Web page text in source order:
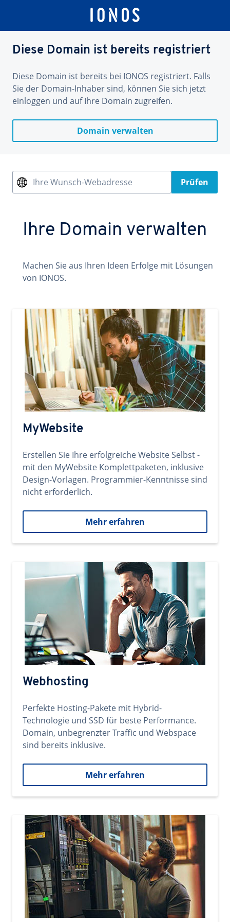
Diese Domain ist bereits registriert
Diese Domain ist bereits bei IONOS registriert. Falls
Sie der Domain-Inhaber sind, können Sie sich jetzt
einloggen und auf Ihre Domain zugreifen.
Domain verwalten
Ihre Wunsch-Webadresse Prüfen
Ihre Domain verwalten
Machen Sie aus Ihren Ideen Erfolge mit Lösungen
von IONOS.
MyWebsite
Erstellen Sie Ihre erfolgreiche Website Selbst -
mit den MyWebsite Komplettpaketen, inklusive
Design-Vorlagen. Programmier-Kenntnisse sind
nicht erforderlich.
Mehr erfahren
Webhosting
Perfekte Hosting-Pakete mit Hybrid-
Technologie und SSD für beste Performance.
Domain, unbegrenzter Traffic und Webspace
sind bereits inklusive.
Mehr erfahren